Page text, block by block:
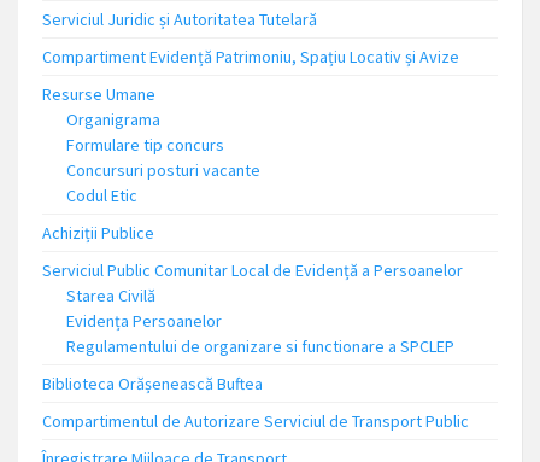
Serviciul Juridic și Autoritatea Tutelară
Compartiment Evidență Patrimoniu, Spațiu Locativ și Avize
Resurse Umane
Organigrama
Formulare tip concurs
Concursuri posturi vacante
Codul Etic
Achiziții Publice
Serviciul Public Comunitar Local de Evidență a Persoanelor
Starea Civilă
Evidența Persoanelor
Regulamentului de organizare si functionare a SPCLEP
Biblioteca Orășenească Buftea
Compartimentul de Autorizare Serviciul de Transport Public